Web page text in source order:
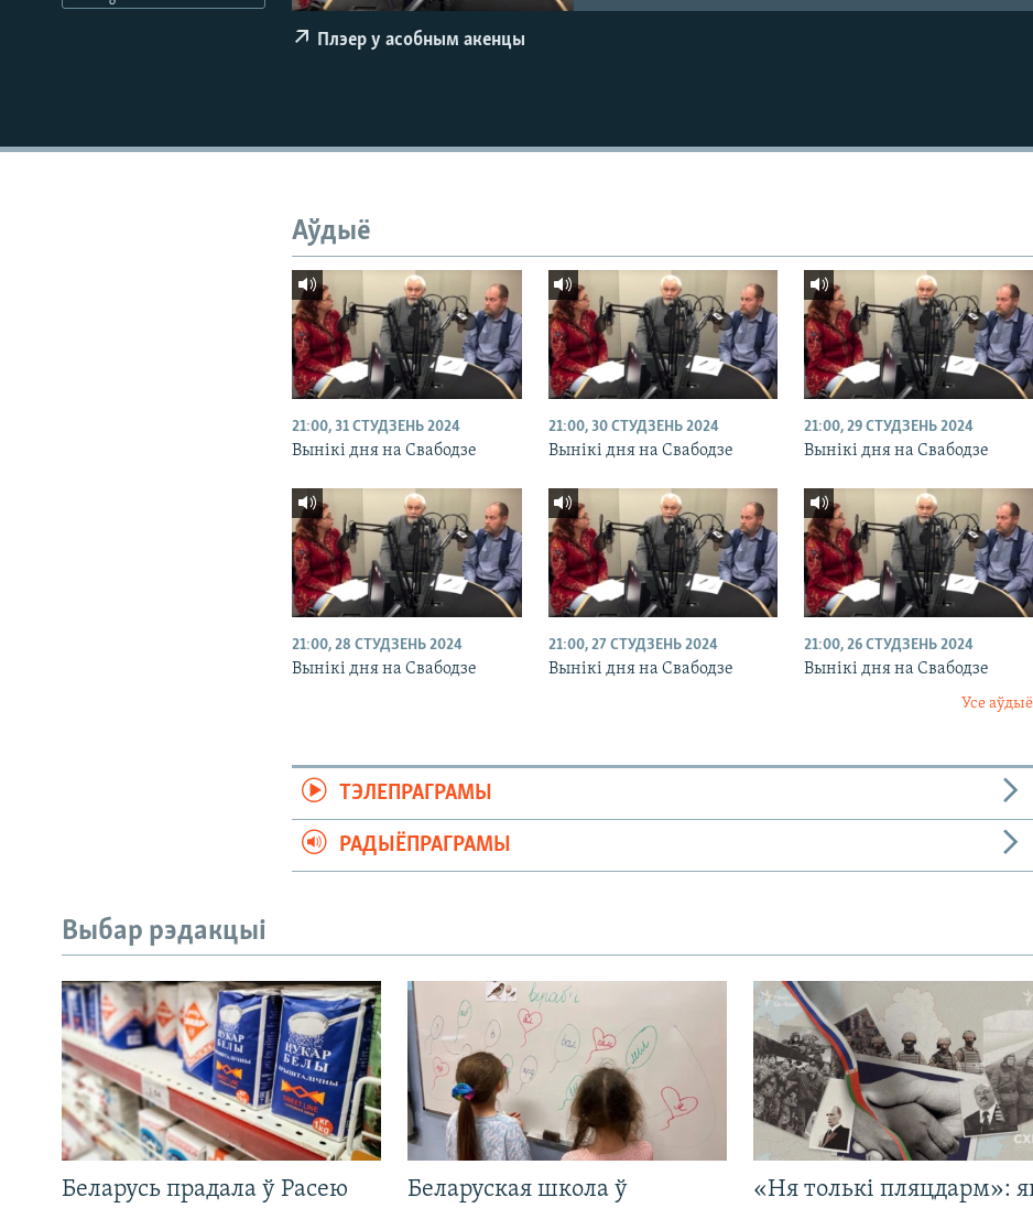
Плэер у асобным акенцы
Аўдыё
21:00, 31 СТУДЗЕНЬ 2024
Вынікі дня на Свабодзе
21:00, 30 СТУДЗЕНЬ 2024
Вынікі дня на Свабодзе
21:00, 29 СТУДЗЕНЬ 2024
Вынікі дня на Свабодзе
21:00, 28 СТУДЗЕНЬ 2024
Вынікі дня на Свабодзе
21:00, 27 СТУДЗЕНЬ 2024
Вынікі дня на Свабодзе
21:00, 26 СТУДЗЕНЬ 2024
Вынікі дня на Свабодзе
Усе аўдыё
ТЭЛЕПРАГРАМЫ
РАДЫЁПРАГРАМЫ
Выбар рэдакцыі
Беларусь прадала ў Расею
Беларуская школа ў
«Ня толькі пляцдарм»: